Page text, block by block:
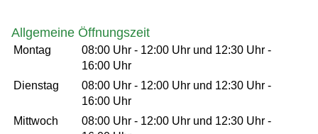
Allgemeine Öffnungszeit
Montag 08:00 Uhr - 12:00 Uhr und 12:30 Uhr -
16:00 Uhr
Dienstag
08:00 Uhr - 12:00 Uhr und 12:30 Uhr -
16:00 Uhr
Mittwoch
08:00 Uhr - 12:00 Uhr und 12:30 Uhr -